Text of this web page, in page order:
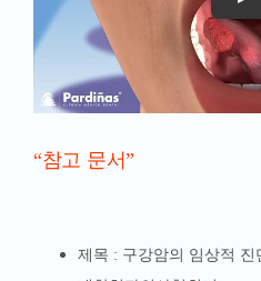
“참고 문서”
제목 : 구강암의 임상적 진